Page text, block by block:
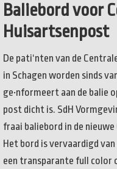
Baliebord voor
Huisartsenpost
De pati‘nten van de
in Schagen worden sinds
ge•nformeert aan de balie
post dicht is. SdH
fraai baliebord in de nieuwe
Het bord is vervaardigd
een transparante full color